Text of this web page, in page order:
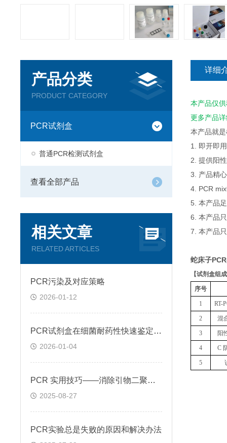
产品分类
PRODUCT CATEGORY
PCR试剂盒
普通PCR检测试剂盒
查看全部产品
相关文章
RELATED ARTICLES
PCR污染及对应策略
2026-01-12
PCR试剂盒在细菌耐药性快速鉴定中的关键作用
2026-01-04
PCR 实用技巧——消除引物二聚体的方法
2025-08-27
PCR实验总是失败的原因和解决办法
详细
本产品仅
更多产品
本产品就
1. 即开即
2. 提供阳
3. 产品精
4. PCR
5. 本产品
6. 本产品
7. 本产品
蛇床子
【试剂盒组成
序号
1 RT-
2 混
3 阳
4 C
5